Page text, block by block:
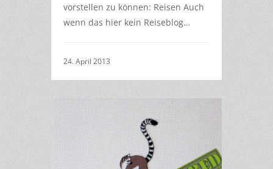
vorstellen zu können: Reisen Auch
wenn das hier kein Reiseblog…
24. April 2013